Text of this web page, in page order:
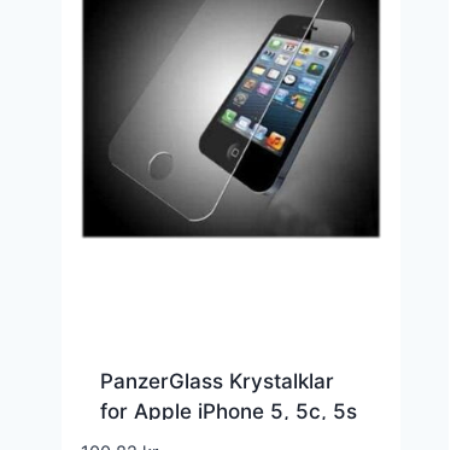
PanzerGlass Krystalklar
for Apple iPhone 5, 5c, 5s